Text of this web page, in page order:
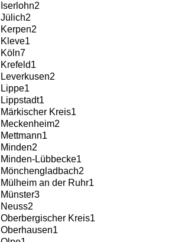
Iserlohn2
Jülich2
Kerpen2
Kleve1
Köln7
Krefeld1
Leverkusen2
Lippe1
Lippstadt1
Märkischer Kreis1
Meckenheim2
Mettmann1
Minden2
Minden-Lübbecke1
Mönchengladbach2
Mülheim an der Ruhr1
Münster3
Neuss2
Oberbergischer Kreis1
Oberhausen1